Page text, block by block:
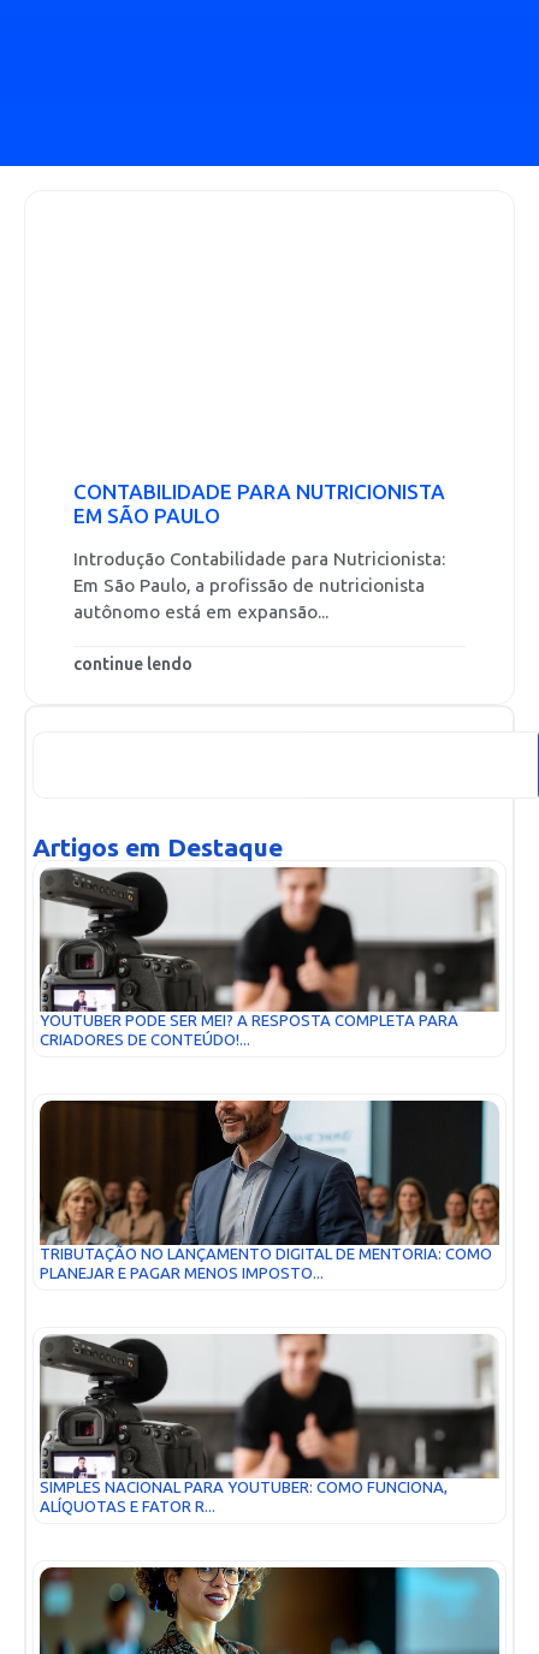
CONTABILIDADE PARA NUTRICIONISTA
EM SÃO PAULO
Introdução Contabilidade para Nutricionista:
Em São Paulo, a profissão de nutricionista
autônomo está em expansão...
continue lendo
Artigos em Destaque
YOUTUBER PODE SER MEI? A RESPOSTA COMPLETA PARA
CRIADORES DE CONTEÚDO!...
TRIBUTAÇÃO NO LANÇAMENTO DIGITAL DE MENTORIA: COMO
PLANEJAR E PAGAR MENOS IMPOSTO...
SIMPLES NACIONAL PARA YOUTUBER: COMO FUNCIONA,
ALÍQUOTAS E FATOR R...